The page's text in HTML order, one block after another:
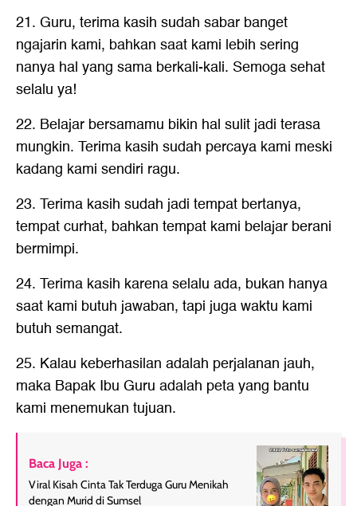
21. Guru, terima kasih sudah sabar banget
ngajarin kami, bahkan saat kami lebih sering
nanya hal yang sama berkali-kali. Semoga sehat
selalu ya!
22. Belajar bersamamu bikin hal sulit jadi terasa
mungkin. Terima kasih sudah percaya kami meski
kadang kami sendiri ragu.
23. Terima kasih sudah jadi tempat bertanya,
tempat curhat, bahkan tempat kami belajar berani
bermimpi.
24. Terima kasih karena selalu ada, bukan hanya
saat kami butuh jawaban, tapi juga waktu kami
butuh semangat.
25. Kalau keberhasilan adalah perjalanan jauh,
maka Bapak Ibu Guru adalah peta yang bantu
kami menemukan tujuan.
Baca Juga :
Viral Kisah Cinta Tak Terduga Guru Menikah
dengan Murid di Sumsel